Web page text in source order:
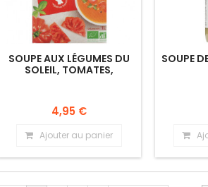
SOUPE AUX LÉGUMES DU
SOLEIL, TOMATES,
ROUGES, HARICOTS
VERTS BASILIC.
4,95 €
Ajouter au panier
SOUPE